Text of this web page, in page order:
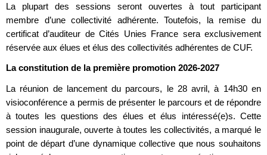
La plupart des sessions seront ouvertes à tout participant
membre d’une collectivité adhérente. Toutefois, la remise du
certificat d’auditeur de Cités Unies France sera exclusivement
réservée aux élues et élus des collectivités adhérentes de CUF.
La constitution de la première promotion 2026-2027
La réunion de lancement du parcours, le 28 avril, à 14h30 en
visioconférence a permis de présenter le parcours et de répondre
à toutes les questions des élues et élus intéressé(e)s. Cette
session inaugurale, ouverte à toutes les collectivités, a marqué le
point de départ d’une dynamique collective que nous souhaitons